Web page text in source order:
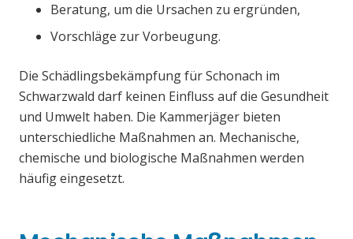
Beratung, um die Ursachen zu ergründen,
Vorschläge zur Vorbeugung.
Die Schädlingsbekämpfung für Schonach im
Schwarzwald darf keinen Einfluss auf die Gesundheit
und Umwelt haben. Die Kammerjäger bieten
unterschiedliche Maßnahmen an. Mechanische,
chemische und biologische Maßnahmen werden
häufig eingesetzt.